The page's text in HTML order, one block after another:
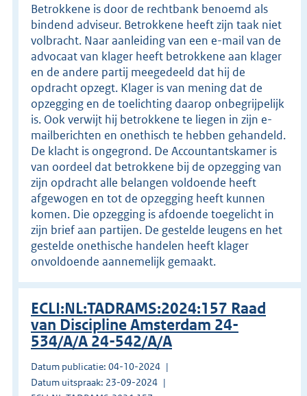
Betrokkene is door de rechtbank benoemd als
bindend adviseur. Betrokkene heeft zijn taak niet
volbracht. Naar aanleiding van een e-mail van de
advocaat van klager heeft betrokkene aan klager
en de andere partij meegedeeld dat hij de
opdracht opzegt. Klager is van mening dat de
opzegging en de toelichting daarop onbegrijpelijk
is. Ook verwijt hij betrokkene te liegen in zijn e-
mailberichten en onethisch te hebben gehandeld.
De klacht is ongegrond. De Accountantskamer is
van oordeel dat betrokkene bij de opzegging van
zijn opdracht alle belangen voldoende heeft
afgewogen en tot de opzegging heeft kunnen
komen. Die opzegging is afdoende toegelicht in
zijn brief aan partijen. De gestelde leugens en het
gestelde onethische handelen heeft klager
onvoldoende aannemelijk gemaakt.
ECLI:NL:TADRAMS:2024:157 Raad
van Discipline Amsterdam 24-
534/A/A 24-542/A/A
Datum publicatie: 04-10-2024
Datum uitspraak: 23-09-2024